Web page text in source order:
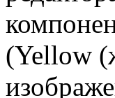
(Yellow